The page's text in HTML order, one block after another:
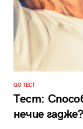
GO ТЕСТ
Тест:
нечие гадже?